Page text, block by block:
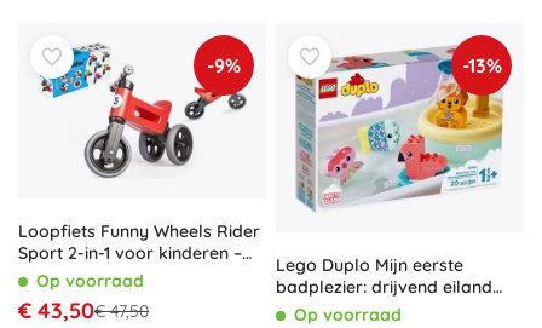
-9%
Loopfiets Funny Wheels Rider
Sport 2-in-1 voor kinderen –
RoodOp voorraad
€ 43,50€ 47,50
-13%
Lego Duplo Mijn eerste
badplezier: drijvend eiland
met diertjes
Op voorraad